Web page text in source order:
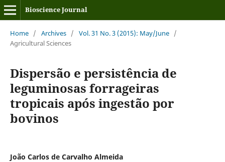
Bioscience Journal
Home / Archives / Vol. 31 No. 3 (2015): May/June /
Agricultural Sciences
Dispersão e persistência de
leguminosas forrageiras
tropicais após ingestão por
bovinos
João Carlos de Carvalho Almeida